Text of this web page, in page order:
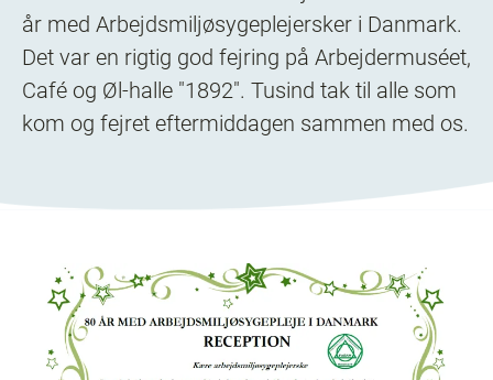
år med Arbejdsmiljøsygeplejersker i Danmark.
Det var en rigtig god fejring på Arbejdermuséet,
Café og Øl-halle "1892". Tusind tak til alle som
kom og fejret eftermiddagen sammen med os.